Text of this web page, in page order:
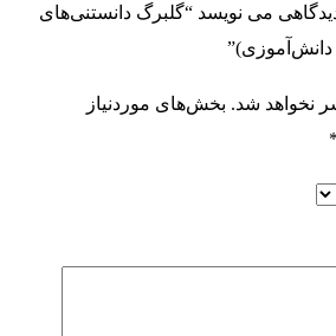
می نویسد “گلبرگ دانستنی‌های
دانش‌آموزی)”
نخواهد شد. بخش‌های موردنیاز
*